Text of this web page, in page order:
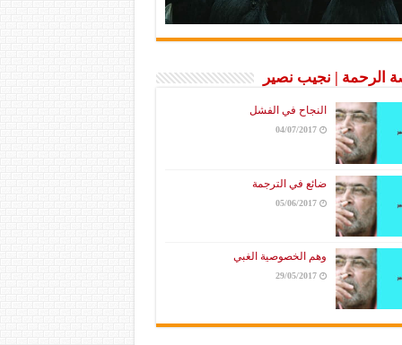
الرحمة | نجيب نصير
النجاح في الفشل
04/07/2017
ضائع في الترجمة
05/06/2017
وهم الخصوصية الغبي
29/05/2017